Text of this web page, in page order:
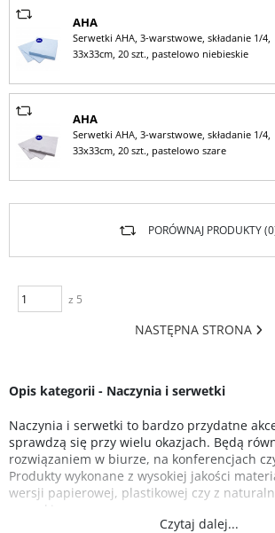
AHA
Serwetki AHA, 3-warstwowe, składanie 1/4,
33x33cm, 20 szt., pastelowo niebieskie
AHA
Serwetki AHA, 3-warstwowe, składanie 1/4,
33x33cm, 20 szt., pastelowo szare
z 5
PORÓWNAJ PRODUKTY (0
NASTĘPNA STRONA
Opis kategorii - Naczynia i serwetki
Naczynia i serwetki to bardzo przydatne
sprawdzą się przy wielu okazjach. Będą
rozwiązaniem w biurze, na konferencjach
Produkty wykonane z wysokiej jakości
wersji papierowej, plastikowej czy z
np. orkiszu.
Czytaj dalej...